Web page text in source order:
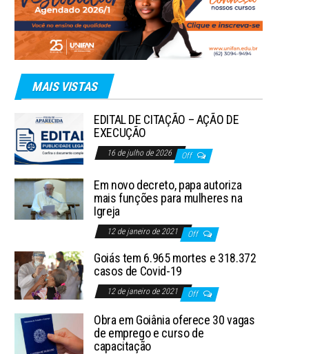
MAIS VISTAS
EDITAL DE CITAÇÃO – AÇÃO DE
EXECUÇÃO
16 de julho de 2026 Off
Em novo decreto, papa autoriza
mais funções para mulheres na
Igreja
12 de janeiro de 2021 Off
Goiás tem 6.965 mortes e 318.372
casos de Covid-19
12 de janeiro de 2021 Off
Obra em Goiânia oferece 30 vagas
de emprego e curso de
capacitação